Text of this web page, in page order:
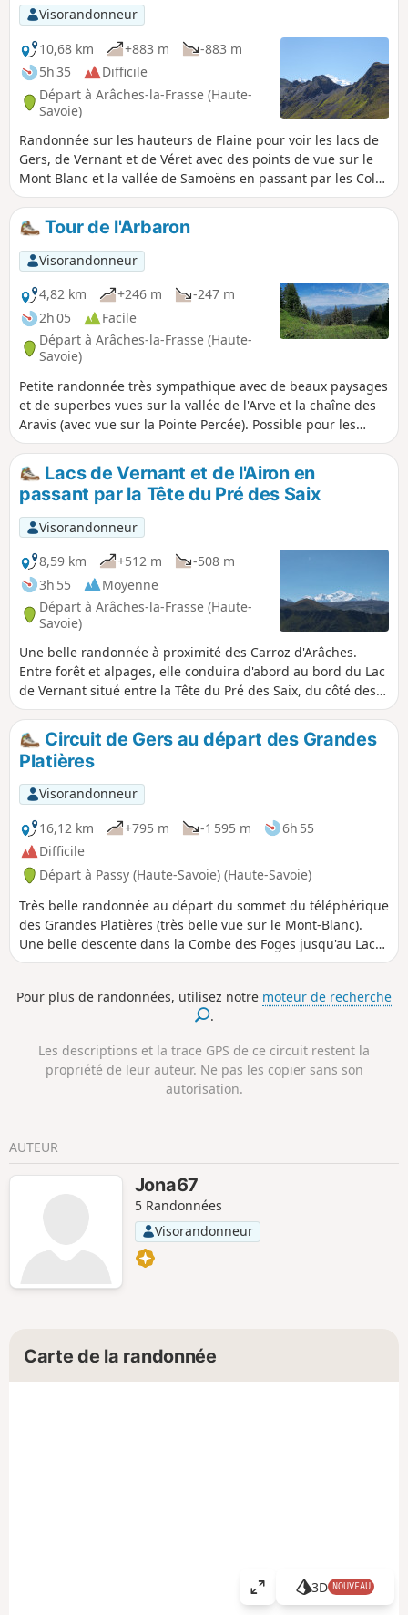
Visorandonneur
10,68 km
+883 m
-883 m
5h 35
Difficile
Départ à Arâches-la-Frasse (Haute-
Savoie)
Randonnée sur les hauteurs de Flaine pour voir les lacs de
Gers, de Vernant et de Véret avec des points de vue sur le
Mont Blanc et la vallée de Samoëns en passant par les Cols
de Pelouse et des Grands Vans.
Tour de l'Arbaron
Visorandonneur
4,82 km
+246 m
-247 m
2h 05
Facile
Départ à Arâches-la-Frasse (Haute-
Savoie)
Petite randonnée très sympathique avec de beaux paysages
et de superbes vues sur la vallée de l'Arve et la chaîne des
Aravis (avec vue sur la Pointe Percée). Possible pour les
enfants marchant un petit peu.
Lacs de Vernant et de l'Airon en
passant par la Tête du Pré des Saix
Visorandonneur
8,59 km
+512 m
-508 m
3h 55
Moyenne
Départ à Arâches-la-Frasse (Haute-
Savoie)
Une belle randonnée à proximité des Carroz d'Arâches.
Entre forêt et alpages, elle conduira d'abord au bord du Lac
de Vernant situé entre la Tête du Pré des Saix, du côté des
Carroz d'Arâches et de Samoëns, et des Grands Vans du
côté de Flaine. L'ascension mènera ensuite au Col de
Vernant avec vue au loin sur le Cirque du Fer à Cheval, puis
à la Tête du Pré des Saix elle-même, qui offre un panorama
remarquable sur le Mont Blanc et son massif, ainsi que les
autres massifs environnants. La descente aboutira enfin au
Lac de l'Airon, dernière étape avant l'arrivée.
Circuit de Gers au départ des Grandes
Platières
Visorandonneur
16,12 km
+795 m -1 595 m
6h 55
Difficile
Départ à Passy (Haute-Savoie) (Haute-Savoie)
Très belle randonnée au départ du sommet du téléphérique
des Grandes Platières (très belle vue sur le Mont-Blanc).
Une belle descente dans la Combe des Foges jusqu'au Lac
de Gers et son gîte. Courte mais rude montée jusqu'au Col
station de Flaine (pour les plus rapides possibilité de
retourner au téléphérique pour redescendre). Parcours
Pour plus de randonnées, utilisez notre moteur de recherche
.
Les descriptions et la trace GPS de ce circuit restent la
propriété de leur auteur. Ne pas les copier sans son
autorisation.
AUTEUR
Jona67
5 Randonnées
Visorandonneur
Carte de la randonnée
A
3D NOUVEAU